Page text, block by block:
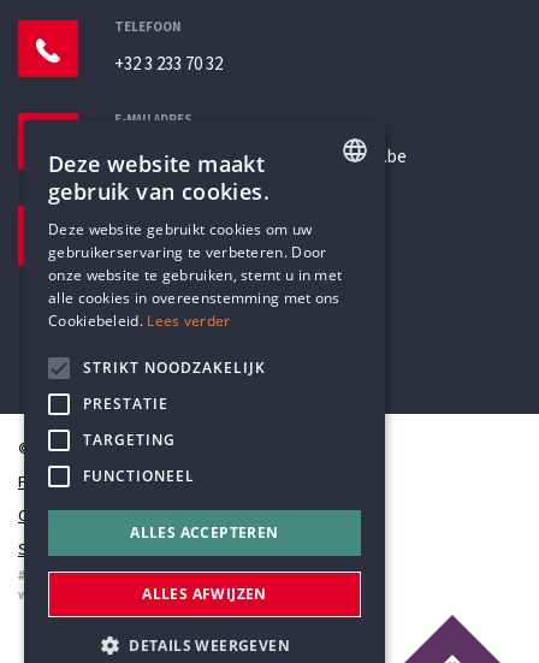
TELEFOON
+32 3 233 70 32
E-MAILADRES
secretariaat@humanistischverbond.be
Pottenbrug 4
Antwerpen, 2000
© Humanistisch Verbond 2026
Privacy
Cookiestatement
Sitemap
#codedwithlove byCodelines
webapplicaties
mobiele apps&maatwerk websites
DUTCH
Deze website maakt
gebruik van cookies.
Deze website gebruikt cookies om uw
gebruikerservaring te verbeteren. Door
onze website te gebruiken, stemt u in met
alle cookies in overeenstemming met ons
Cookiebeleid. Lees verder
STRIKT NOODZAKELIJK
PRESTATIE
TARGETING
FUNCTIONEEL
ALLES ACCEPTEREN
ALLES AFWIJZEN
DETAILS WEERGEVEN